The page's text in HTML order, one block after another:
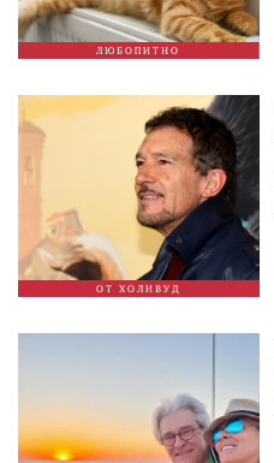
ЛЮБОПИТНО
ОТ ХОЛИВУД